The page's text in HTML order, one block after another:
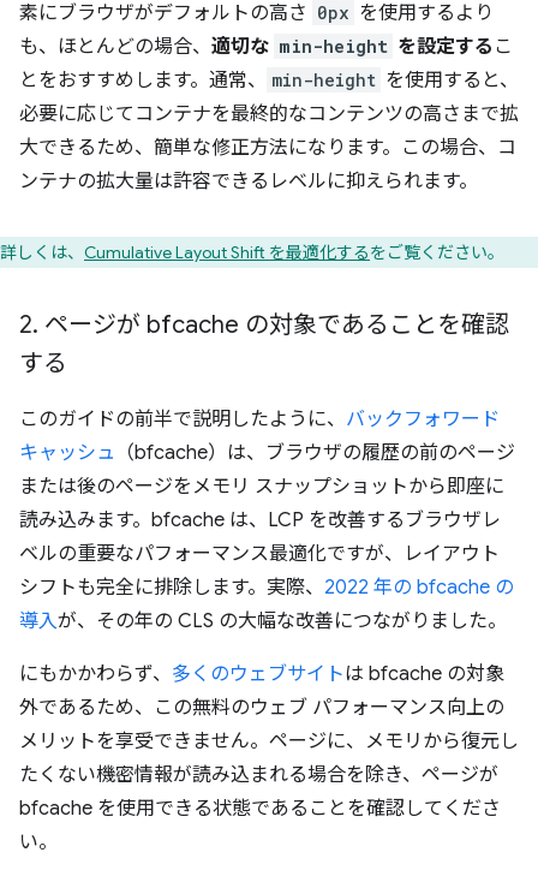
素にブラウザがデフォルトの高さ 0px を使用するより
も、ほとんどの場合、 適切な min-height を設定する こ
とをおすすめします。通常、
min-height を使用すると、
必要に応じてコンテナを最終的なコンテンツの高さまで拡
大できるため、簡単な修正方法になります。この場合、コ
ンテナの拡大量は許容できるレベルに抑えられます。
詳しくは、 Cumulative Layout Shift を最適化するをご覧ください。
2. ページが bfcache の対象であることを確認
する
このガイドの前半で説明したように、 バックフォワード
キャッシュ （bfcache）は、ブラウザの履歴の前のページ
または後のページをメモリ スナップショットから即座に
読み込みます。bfcache は、LCP を改善するブラウザレ
ベルの重要なパフォーマンス最適化ですが、レイアウト
シフトも完全に排除します。実際、 2022 年の bfcache の
導入が、その年の CLS の大幅な改善につながりました。
にもかかわらず、 多くのウェブサイトは bfcache の対象
外であるため、この無料のウェブ パフォーマンス向上の
メリットを享受できません。ページに、メモリから復元し
たくない機密情報が読み込まれる場合を除き、ページが
bfcache を使用できる状態であることを確認してくださ
い。